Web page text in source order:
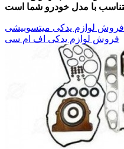
فروش لوازم یدکی میتسوبیشی
فروش لوازم یدکی اف ام سی